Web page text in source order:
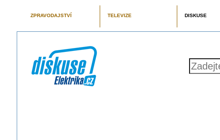
ZPRAVODAJSTVÍ TELEVIZE DISKUSE